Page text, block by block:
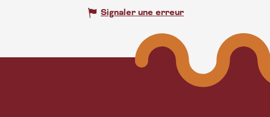
Signaler une erreur